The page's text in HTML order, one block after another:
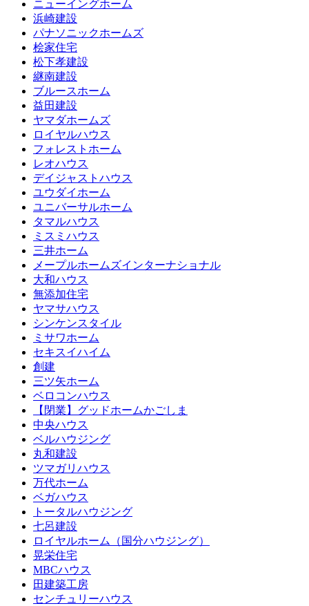
ニューイングホーム
浜崎建設
パナソニックホームズ
桧家住宅
松下孝建設
継南建設
ブルースホーム
益田建設
ヤマダホームズ
ロイヤルハウス
フォレストホーム
レオハウス
デイジャストハウス
ユウダイホーム
ユニバーサルホーム
タマルハウス
ミスミハウス
三井ホーム
メープルホームズインターナショナル
大和ハウス
無添加住宅
ヤマサハウス
シンケンスタイル
ミサワホーム
セキスイハイム
創建
三ツ矢ホーム
ベロコンハウス
【閉業】グッドホームかごしま
中央ハウス
ベルハウジング
丸和建設
ツマガリハウス
万代ホーム
ベガハウス
トータルハウジング
七呂建設
ロイヤルホーム（国分ハウジング）
晃栄住宅
MBCハウス
田建築工房
センチュリーハウス